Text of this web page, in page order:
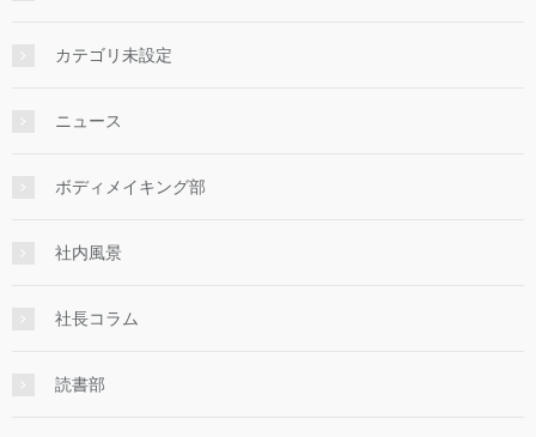
カテゴリ未設定
ニュース
ボディメイキング部
社内風景
社長コラム
読書部